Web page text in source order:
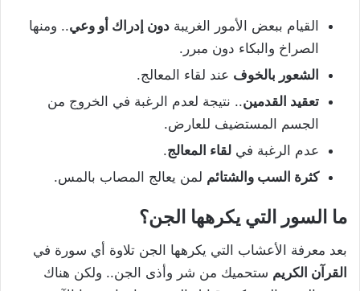
القيام ببعض الأمور الغريبة دون إدراك أو وعي.. ومنها
الصراخ والبكاء دون مبرر.
الشعور بالخوف عند لقاء المعالج.
تعقيد القدمين.. نتيجة لعدم الرغبة في الخروج من
الجسم المستضيف للعارض.
عدم الرغبة في لقاء المعالج.
كثرة السب والشتائم لمن يعالج المصاب بالمس.
ما السور التي يكرهها الجن؟
بعد معرفة الأعشاب التي يكرهها الجن تلاوة أي سورة في
القرآن الكريم ستحميك من شر وأذى الجن.. ولكن هناك